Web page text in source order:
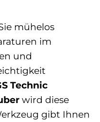
mühelos
im
und
Technic
wird diese
gibt Ihnen